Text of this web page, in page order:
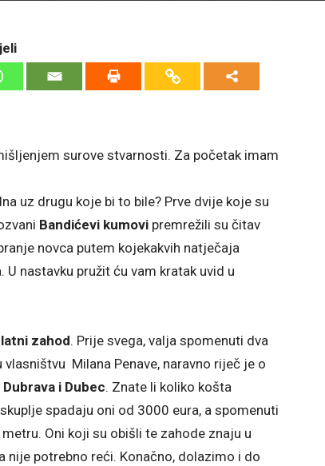
surove stvarnosti. Za početak imam
uz drugu koje bi to bile? Prve dvije koje su
Bandićevi kumovi premrežili su čitav
novca putem kojekakvih natječaja
nastavku pružit ću vam kratak uvid u
zahod. Prije svega, valja spomenuti dva
Milana Penave, naravno riječ je o
i Dubec. Znate li koliko košta
spadaju oni od 3000 eura, a spomenuti
Oni koji su obišli te zahode znaju u
nije potrebno reći. Konačno, dolazimo i do